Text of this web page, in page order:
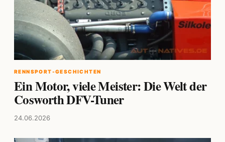
RENNSPORT-GESCHICHTEN
Ein Motor, viele Meister: Die Welt der
Cosworth DFV-Tuner
24.06.2026